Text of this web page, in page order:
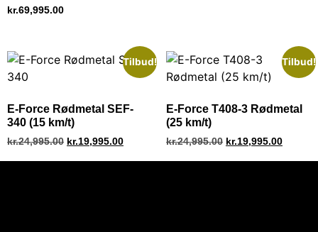
kr.69,995.00
Tilbud!
E-Force Rødmetal SEF-
340 (15 km/t)
kr.24,995.00 kr.19,995.00
Tilbud!
E-Force T408-3 Rødmetal
(25 km/t)
kr.24,995.00 kr.19,995.00